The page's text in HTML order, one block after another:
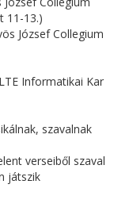
11-13.)
József Collegium
Informatikai Kar
szavalnak
verseiből szaval
játszik